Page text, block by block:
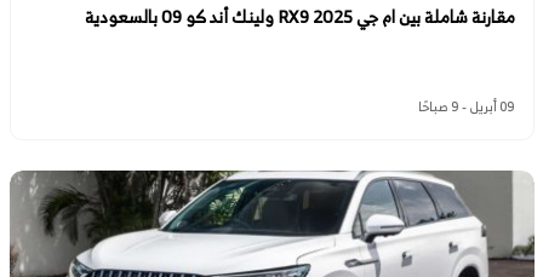
مقارنة شاملة بين ام جي RX9 2025 ولينك أند كو 09 بالسعودية
09 أبريل - 9 صباحًا